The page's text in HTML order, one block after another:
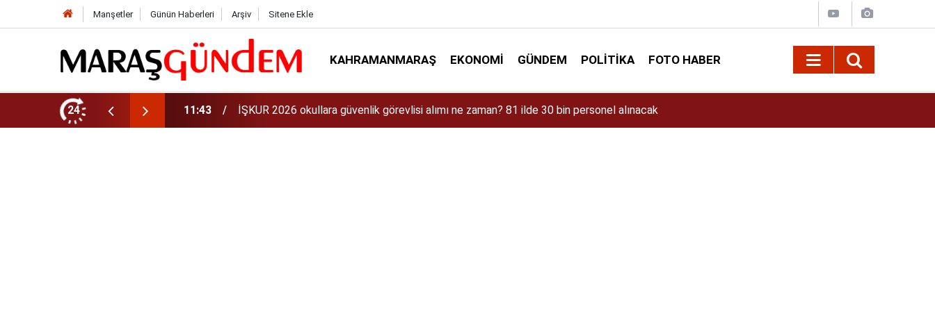
Manşetler Günün Haberleri Arşiv Sitene Ekle
KAHRAMANMARAŞ EKONOMI GÜNDEM POLITIKA FOTO HABER
24
81 ilde 30 bin personel alınacak 11:40 iPhone 18 Ne Zaman Çıkacak? iPhone 18 Pro Max Özellikleri ve Tahmini Fiyatı